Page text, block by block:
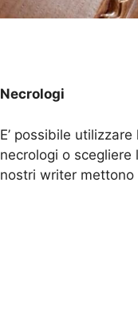
Necrologi
E’ possibile
necrologi o
nostri writer mettono